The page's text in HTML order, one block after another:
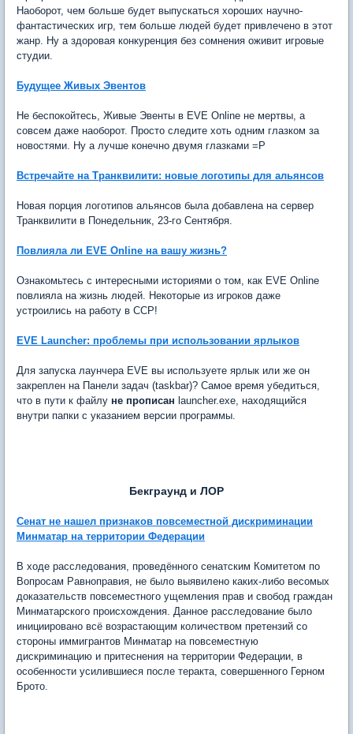
Наоборот, чем больше будет выпускаться хороших научно-
фантастических игр, тем больше людей будет привлечено в этот
жанр. Ну а здоровая конкуренция без сомнения оживит игровые
студии.
Будущее Живых Эвентов
Не беспокойтесь, Живые Эвенты в EVE Online не мертвы, а
совсем даже наоборот. Просто следите хоть одним глазком за
новостями. Ну а лучше конечно двумя глазками =Р
Встречайте на Транквилити: новые логотипы для альянсов
Новая порция логотипов альянсов была добавлена на сервер
Транквилити в Понедельник, 23-го Сентября.
Повлияла ли EVE Online на вашу жизнь?
Ознакомьтесь с интересными историями о том, как EVE Online
повлияла на жизнь людей. Некоторые из игроков даже
устроились на работу в ССР!
EVE Launcher: проблемы при использовании ярлыков
Для запуска лаунчера EVE вы используете ярлык или же он
закреплен на Панели задач (taskbar)? Самое время убедиться,
что в пути к файлу не прописан launcher.exe, находящийся
внутри папки с указанием версии программы.
Бекграунд и ЛОР
Сенат не нашел признаков повсеместной дискриминации
Минматар на территории Федерации
В ходе расследования, проведённого сенатским Комитетом по
Вопросам Равноправия, не было выявилено каких-либо весомых
доказательств повсеместного ущемления прав и свобод граждан
Минматарского происхождения. Данное расследование было
инициировано всё возрастающим количеством претензий со
стороны иммигрантов Минматар на повсеместную
дискриминацию и притеснения на территории Федерации, в
особенности усилившиеся после теракта, совершенного Герном
Брото.